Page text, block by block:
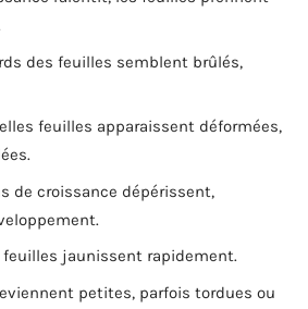
des feuilles semblent brûlés,
feuilles apparaissent déformées,
de croissance dépérissent,
feuilles jaunissent rapidement.
petites, parfois tordues ou